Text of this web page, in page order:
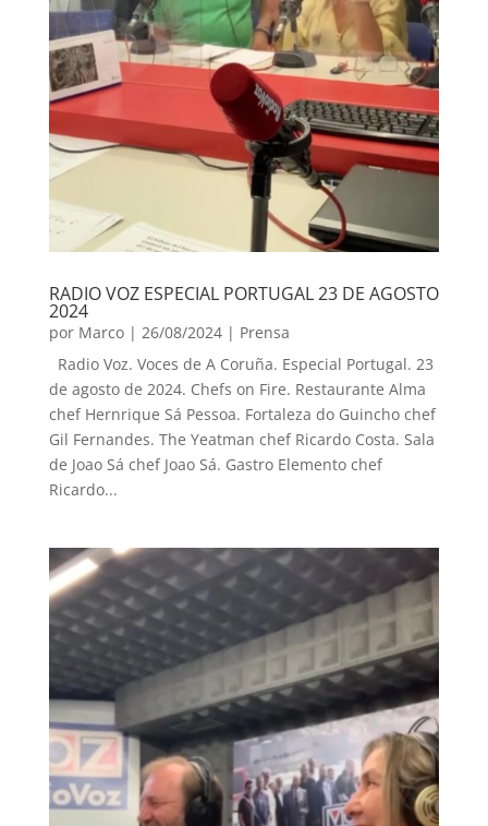
RADIO VOZ ESPECIAL PORTUGAL 23 DE AGOSTO
2024
por Marco| 26/08/2024| Prensa
Radio Voz. Voces de A Coruña. Especial Portugal. 23
de agosto de 2024. Chefs on Fire. Restaurante Alma
chef Hernrique Sá Pessoa. Fortaleza do Guincho chef
Gil Fernandes. The Yeatman chef Ricardo Costa. Sala
de Joao Sá chef Joao Sá. Gastro Elemento chef
Ricardo...